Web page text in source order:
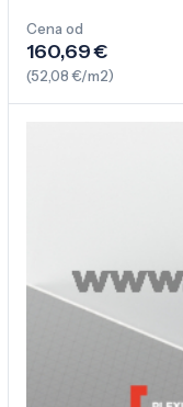
Cena od
160,69 €
(52,08 €/m2)